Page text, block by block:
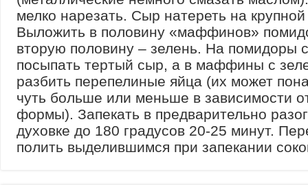
мелко нарезать. Сыр натереть на крупной
Выложить в половину «маффинов»
вторую половину – зелень. На помидоры
посыпать тертый сыр, а в маффины с
разбить перепелиные яйца (их может
чуть больше или меньше в зависимости
формы). Запекать в предварительно
духовке до 180 градусов 20-25 минут.
полить выделившимся при запекании